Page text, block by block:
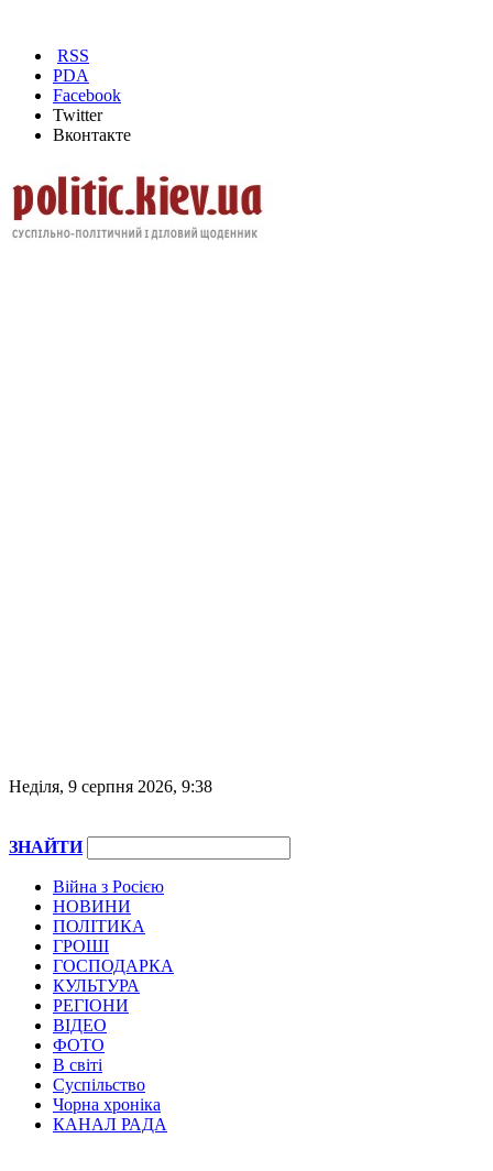
RSS
PDA
Facebook
Twitter
Вконтакте
Неділя, 9 серпня 2026, 9:38
ЗНАЙТИ
Війна з Росією
НОВИНИ
ПОЛІТИКА
ГРОШІ
ГОСПОДАРКА
КУЛЬТУРА
РЕГІОНИ
ВІДЕО
ФОТО
В світі
Суспільство
Чорна хроніка
КАНАЛ РАДА